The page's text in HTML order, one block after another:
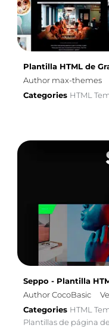
Plantilla HTML de
Author max-themes
Categories HTML
Seppo - Plantilla
Author CocoBasic
Categories HTML
Plantillas de página